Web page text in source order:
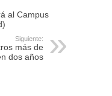
al Campus
Siguiente:
más de
dos años